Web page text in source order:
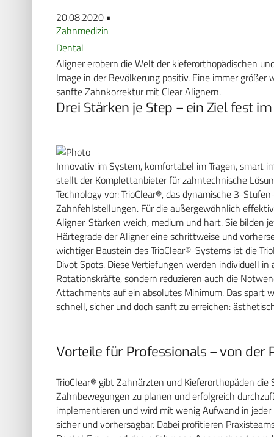
20.08.2020 •
Zahnmedizin
Dental
Aligner erobern die Welt der kieferorthopädischen
Image in der Bevölkerung positiv. Eine immer
sanfte Zahnkorrektur mit Clear Alignern.
Drei Stärken je Step – ein Ziel fest
Innovativ im System, komfortabel im Tragen, smart
stellt der Komplettanbieter für zahntechnische
Technology vor: TrioClear®, das dynamische 3-
Zahnfehlstellungen. Für die außergewöhnlich
Aligner-Stärken weich, medium und hart. Sie bilden
Härtegrade der Aligner eine schrittweise und
wichtiger Baustein des TrioClear®-Systems ist die
Divot Spots. Diese Vertiefungen werden individuell
Rotationskräfte, sondern reduzieren auch die
Attachments auf ein absolutes Minimum. Das spart
schnell, sicher und doch sanft zu erreichen:
Vorteile für Professionals – von der
TrioClear® gibt Zahnärzten und Kieferorthopäden
Zahnbewegungen zu planen und erfolgreich
implementieren und wird mit wenig Aufwand in
sicher und vorhersagbar. Dabei profitieren